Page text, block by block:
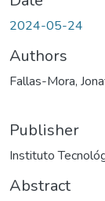
2024-05-24
Authors
Fallas-Mora,
Publisher
Instituto
Abstract